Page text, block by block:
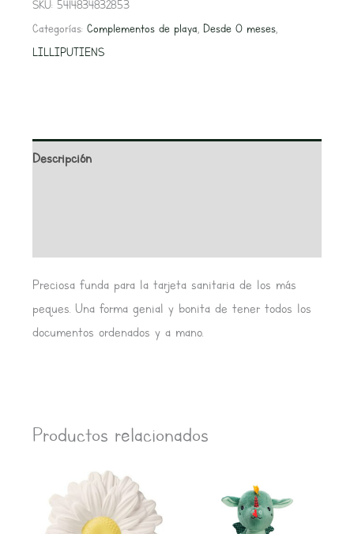
SKU: 5414834832853
Categorías: Complementos de playa, Desde 0 meses,
LILLIPUTIENS
Descripción
Preciosa funda para la tarjeta sanitaria de los más
peques. Una forma genial y bonita de tener todos los
documentos ordenados y a mano.
Productos relacionados